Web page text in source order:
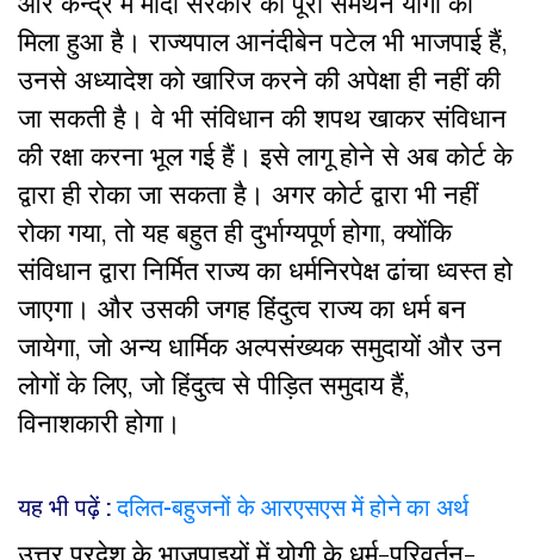
मिला हुआ है। राज्यपाल आनंदीबेन पटेल भी भाजपाई हैं,
उनसे अध्यादेश को खारिज करने की अपेक्षा ही नहीं की
जा सकती है। वे भी संविधान की शपथ खाकर संविधान
की रक्षा करना भूल गई हैं। इसे लागू होने से अब कोर्ट के
द्वारा ही रोका जा सकता है। अगर कोर्ट द्वारा भी नहीं
रोका गया, तो यह बहुत ही दुर्भाग्यपूर्ण होगा, क्योंकि
संविधान द्वारा निर्मित राज्य का धर्मनिरपेक्ष ढांचा ध्वस्त हो
जाएगा। और उसकी जगह हिंदुत्व राज्य का धर्म बन
जायेगा, जो अन्य धार्मिक अल्पसंख्यक समुदायों और उन
लोगों के लिए, जो हिंदुत्व से पीड़ित समुदाय हैं,
विनाशकारी होगा।
यह भी पढ़ें :दलित-बहुजनों के आरएसएस में होने का अर्थ